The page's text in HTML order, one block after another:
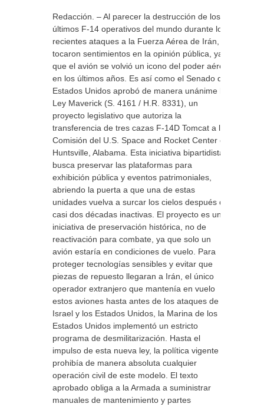
Redacción. – Al parecer la destrucción de los
últimos F-14 operativos del mundo durante los
recientes ataques a la Fuerza Aérea de Irán,
tocaron sentimientos en la opinión pública, ya
que el avión se volvió un icono del poder aéreo
en los últimos años. Es así como el Senado de
Estados Unidos aprobó de manera unánime la
Ley Maverick (S. 4161 / H.R. 8331), un
proyecto legislativo que autoriza la
transferencia de tres cazas F-14D Tomcat a la
Comisión del U.S. Space and Rocket Center en
Huntsville, Alabama. Esta iniciativa bipartidista
busca preservar las plataformas para
exhibición pública y eventos patrimoniales,
abriendo la puerta a que una de estas
unidades vuelva a surcar los cielos después de
casi dos décadas inactivas. El proyecto es una
iniciativa de preservación histórica, no de
reactivación para combate, ya que solo un
avión estaría en condiciones de vuelo. Para
proteger tecnologías sensibles y evitar que
piezas de repuesto llegaran a Irán, el único
operador extranjero que mantenía en vuelo
estos aviones hasta antes de los ataques de
Israel y los Estados Unidos, la Marina de los
Estados Unidos implementó un estricto
programa de desmilitarización. Hasta el
impulso de esta nueva ley, la política vigente
prohibía de manera absoluta cualquier
operación civil de este modelo. El texto
aprobado obliga a la Armada a suministrar
manuales de mantenimiento y partes